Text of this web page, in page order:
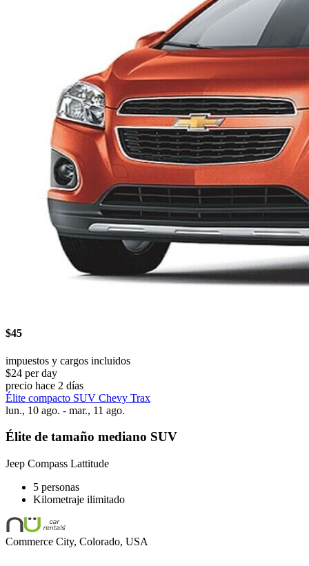
$45
impuestos y cargos incluidos
$24 per day
precio hace 2 días
Élite compacto SUV Chevy Trax
lun., 10 ago. - mar., 11 ago.
Élite de tamaño mediano SUV
Jeep Compass Lattitude
5 personas
Kilometraje ilimitado
Commerce City, Colorado, USA